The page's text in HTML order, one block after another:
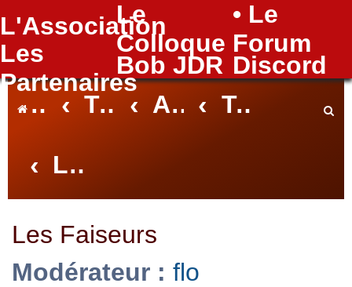
L'Association
Le
Colloque
• Le
Forum
Les
Partenaires
Bob JDR Discord
FAQ
Index du forum
Tables Nantaises Archives des Tables Tables de Flo
Les Faiseurs
Les Faiseurs
Modérateur : flo